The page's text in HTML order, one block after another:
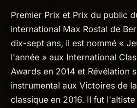
Premier Prix et Prix du public
international Max Rostal de
dix-sept ans, il est nommé «
l'année » aux International
Awards en 2014 et Révélation
instrumental aux Victoires de
classique en 2016. Il fut